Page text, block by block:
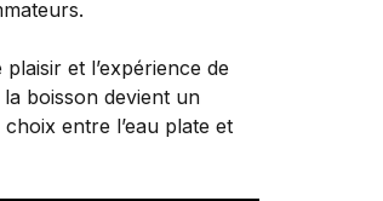
et l’expérience de
boisson devient un
entre l’eau plate et